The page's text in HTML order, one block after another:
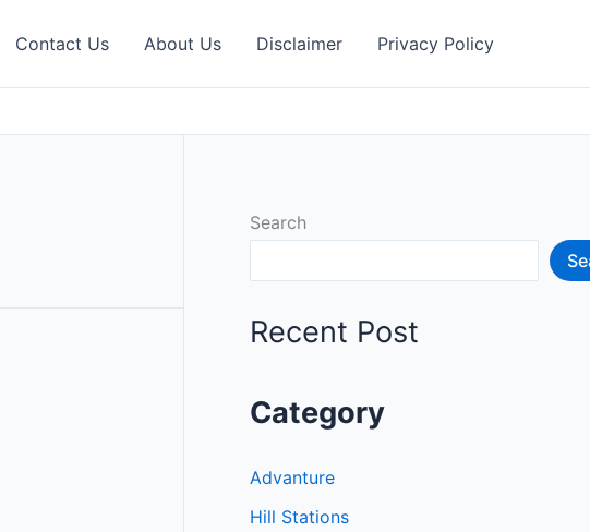
Contact Us About Us Disclaimer Privacy Policy
Search
Recent Post
Category
Advanture
Hill Stations